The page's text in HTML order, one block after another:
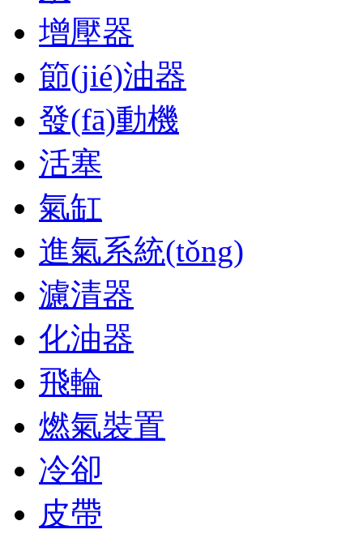
增壓器
節(jié)油器
發(fā)動機
活塞
氣缸
進氣系統(tǒng)
濾清器
化油器
飛輪
燃氣裝置
冷卻
皮帶